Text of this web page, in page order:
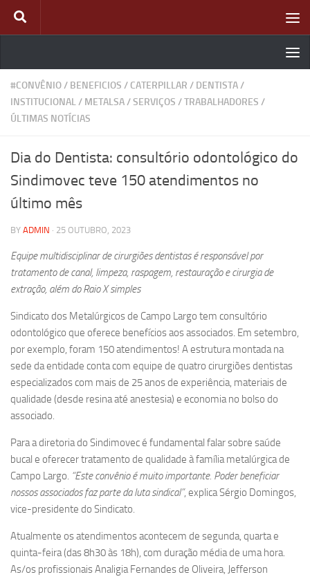
Skip to content
#CONVÊNIO/ BENEFICIOS / CATERPILLAR / DENTISTA/
INSTITUCIONAL/ METALSA/SERVIÇOS /TRABALHADORES /
ÚLTIMAS NOTÍCIAS
Dia do Dentista: consultório odontológico do
Sindimovec teve 150 atendimentos no
último mês
BY ADMIN · 25 OUTUBRO, 2023
Equipe multidisciplinar de cirurgiões dentistas é responsável por
tratamento de canal, limpeza, raspagem, restauração e cirurgia de
extração, além do Raio X simples
Sindicato dos Metalúrgicos de Campo Largo tem consultório
odontológico que oferece benefícios aos associados. Em setembro,
por exemplo, foram 150 atendimentos! A estrutura montada na
sede da entidade conta com equipe de quatro cirurgiões dentistas
especializados com mais de 25 anos de experiência, materiais de
qualidade (desde resina até anestesia) e economia no bolso do
associado.
Para a diretoria do Sindimovec é fundamental falar sobre saúde
bucal e oferecer tratamento de qualidade à família metalúrgica de
Campo Largo. “Este convênio é muito importante. Poder beneficiar
nossos associados faz parte da luta sindical”, explica Sérgio Domingos,
vice-presidente do Sindicato.
Atualmente os atendimentos acontecem de segunda, quarta e
quinta-feira (das 8h30 às 18h), com duração média de uma hora.
As/os profissionais Analigia Fernandes de Oliveira, Jefferson